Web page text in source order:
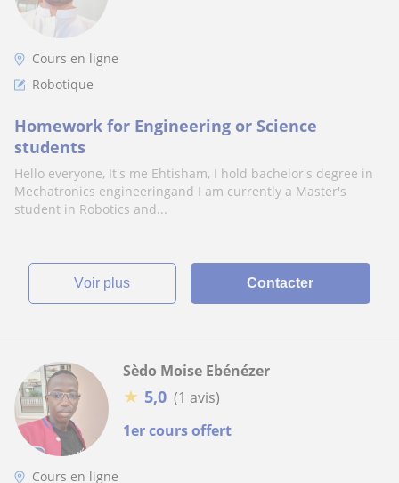
Cours en ligne
Robotique
Homework for Engineering or Science
students
Hello everyone, It's me Ehtisham, I hold bachelor's degree in
Mechatronics engineeringand I am currently a Master's
student in Robotics and...
voir plus Contacter
1er cours offert
Sèdo Moise Ebénézer
★ 5,0 (1 avis)
Cours en ligne